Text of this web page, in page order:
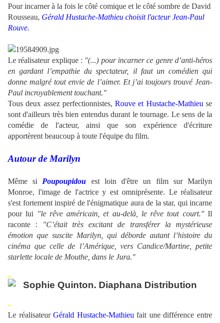
Pour incarner à la fois le côté comique et le côté sombre de David
Rousseau, Gérald Hustache-Mathieu choisit l'acteur Jean-Paul
Rouve.
Le réalisateur explique : "(...) pour incarner ce genre d’anti-héros
en gardant l’empathie du spectateur, il faut un comédien qui
donne malgré tout envie de l’aimer. Et j’ai toujours trouvé Jean-
Paul incroyablement touchant."
Tous deux assez perfectionnistes,Rouve et Hustache-Mathieu se
sont d'ailleurs très bien entendus durant le tournage. Le sens de la
comédie de l'acteur, ainsi que son expérience d'écriture
apportèrent beaucoup à toute l'équipe du film.
Autour de Marilyn
Même si Poupoupidou est loin d'être un film sur Marilyn
Monroe, l'image de l'actrice y est omniprésente. Le réalisateur
s'est fortement inspiré de l'énigmatique aura de la star, qui incarne
pour lui
"le rêve américain, et au-delà, le rêve tout court."Il
raconte :
"C’était très excitant de transférer la mystérieuse
émotion que suscite Marilyn, qui déborde autant l’histoire du
cinéma que celle de l’Amérique, vers Candice/Martine, petite
starlette locale de Mouthe, dans le Jura."
Le réalisateurGérald Hustache-Mathieu fait une différence entre